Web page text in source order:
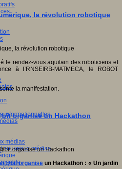
informationnelles
médias
nouveaux médias
la révolution robotique
le rendez-vous aquitain des roboticiens et
à l’RNSEIRB-MATMECA, le ROBOT
la manifestation.
organise un Hackathon
organiseun Hackathon : « Un jardin